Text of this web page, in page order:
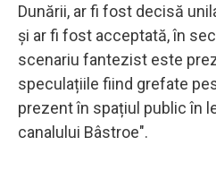
Dunării, ar fi fost decisă
și ar fi fost acceptată, în
scenariu fantezist este
speculațiile fiind grefate
prezent în spațiul public în
canalului Bâstroe".